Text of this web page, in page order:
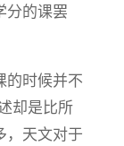
分的课罢
的时候并不
却是比所
，天文对于